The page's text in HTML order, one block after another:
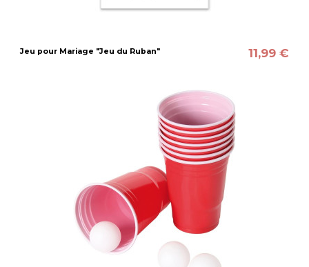
Jeu pour Mariage "Jeu du Ruban" 11,99 €